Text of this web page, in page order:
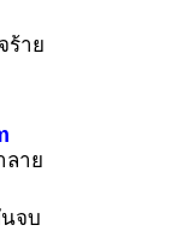
ร้าย
ลาย
จบ